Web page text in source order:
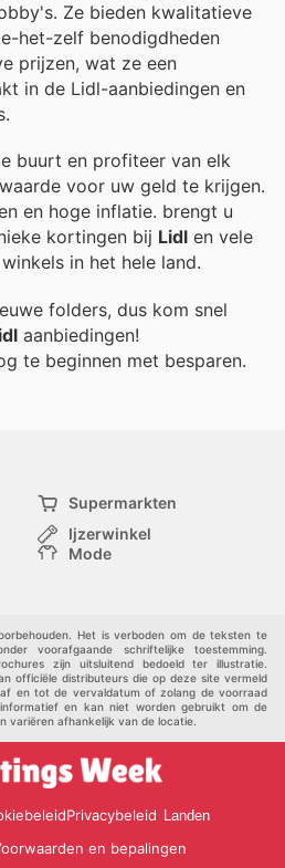
Ze bieden kwalitatieve
het-zelf benodigdheden
prijzen, wat ze een
in de Lidl-aanbiedingen en
buurt en profiteer van elk
voor uw geld te krijgen.
en hoge inflatie. brengt u
kortingen bij Lidl en vele
winkels in het hele land.
folders, dus kom snel
aanbiedingen!
te beginnen met besparen.
Supermarkten
Ijzerwinkel
Mode
Het is verboden om de teksten te
voorafgaande schriftelijke toestemming.
zijn uitsluitend bedoeld ter illustratie.
officiële distributeurs die op deze site vermeld
en tot de vervaldatum of zolang de voorraad
en kan niet worden gebruikt om de
variëren afhankelijk van de locatie.
Privacybeleid Landen
en bepalingen